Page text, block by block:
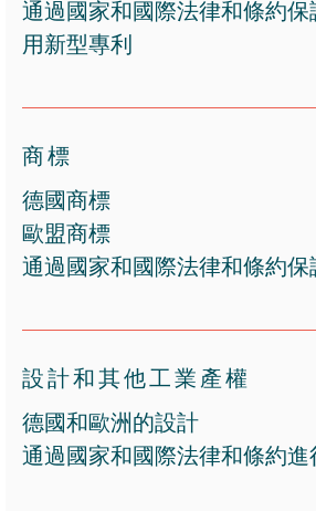
通過國家和國際法律和條約保
用新型專利
商標
德國商標
歐盟商標
通過國家和國際法律和條約保
設計和其他工業產權
德國和歐洲的設計
通過國家和國際法律和條約進